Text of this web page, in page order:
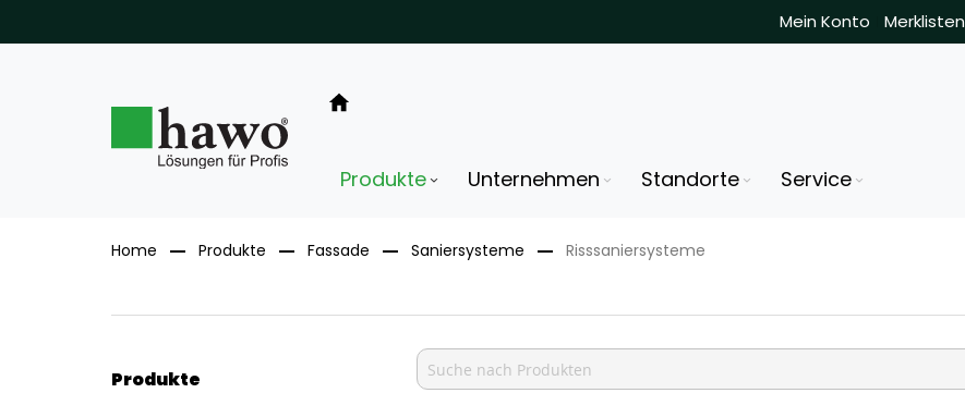
Inhalt
Mein Konto Merklisten
Produkte Unternehmen Standorte Service
Home Produkte Fassade Saniersysteme Risssaniersysteme
Produkte